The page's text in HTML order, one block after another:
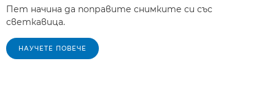
Пет начина да поправите снимките си със
светкавица.
НАУЧЕТЕ ПОВЕЧЕ